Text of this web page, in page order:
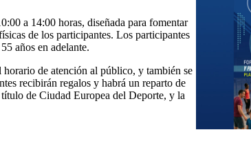
a 14:00 horas, diseñada para fomentar
de los participantes. Los participantes
años en adelante.
de atención al público, y también se
recibirán regalos y habrá un reparto de
de Ciudad Europea del Deporte, y la